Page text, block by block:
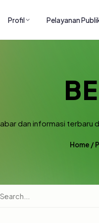
Profil Pelayanan
dan informasi terbaru
Home /